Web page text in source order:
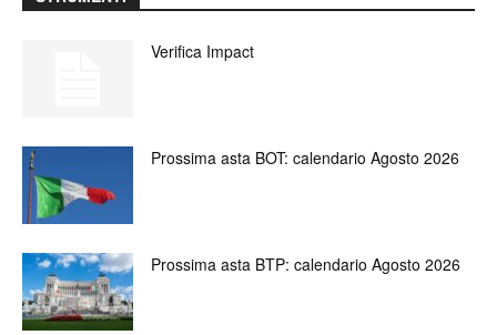
Verifica Impact
Prossima asta BOT: calendario Agosto 2026
Prossima asta BTP: calendario Agosto 2026